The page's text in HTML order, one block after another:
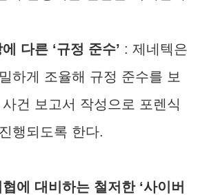
다른 ‘규정 준수’ : 제네텍은
하게 조율해 규정 준수를 보
건 보고서 작성으로 포렌식
행되도록 한다.
에 대비하는 철저한 ‘사이버